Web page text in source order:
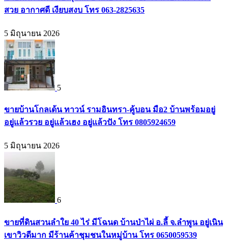
สวย อากาศดี เงียบสงบ โทร 063-2825635
5 มิถุนายน 2026
5
ขายบ้านโกลเด้น ทาวน์ รามอินทรา-คู้บอน มือ2 บ้านพร้อมอยู่
อยู่แล้วรวย อยู่แล้วเฮง อยู่แล้วปัง โทร 0805924659
5 มิถุนายน 2026
6
ขายที่ดินสวนลำใย 40 ไร่ มีโฉนด บ้านป่าไผ่ อ.ลี้ จ.ลำพูน อยู่เนิน
เขาวิวดีมาก มีร้านค้าชุมชนในหมู่บ้าน โทร 0650059539